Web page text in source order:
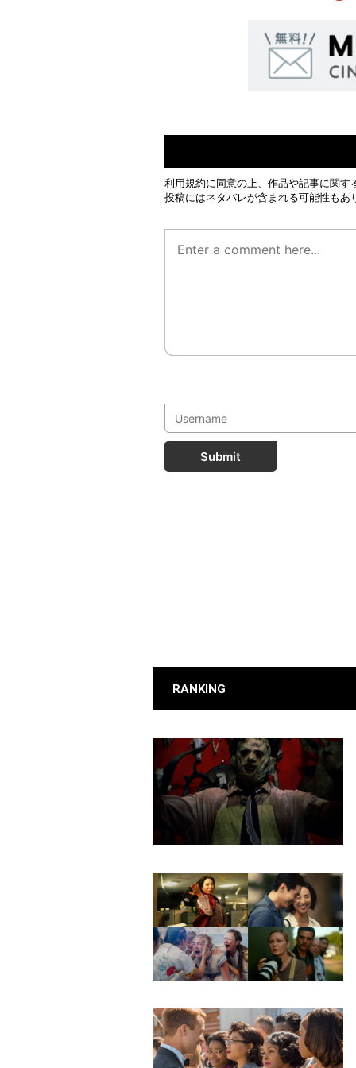
利用規約に同意の上、作品や記事に関
投稿にはネタバレが含まれる可能性も
Submit
RANKING